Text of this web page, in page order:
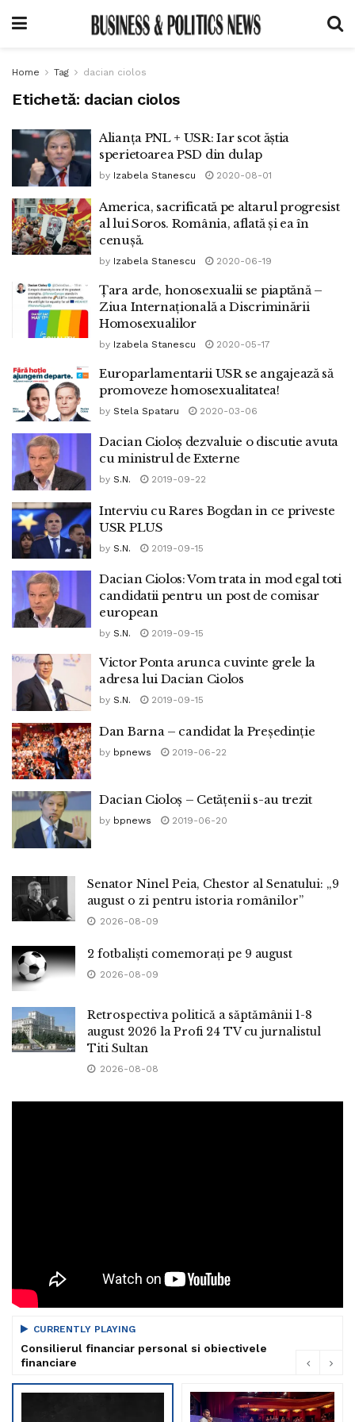
Home Tag dacian ciolos
Etichetă: dacian ciolos
Alianța PNL + USR: Iar scot ăștia
sperietoarea PSD din dulap
by Izabela Stanescu 2020-08-01
America, sacrificată pe altarul progresist
al lui Soros. România, aflată și ea în
cenușă.
by Izabela Stanescu 2020-06-19
Țara arde, honosexualii se piaptănă –
Ziua Internațională a Discriminării
Homosexualilor
by Izabela Stanescu 2020-05-17
Europarlamentarii USR se angajează să
promoveze homosexualitatea!
by Stela Spataru 2020-03-06
Dacian Cioloș dezvaluie o discutie avuta
cu ministrul de Externe
by S.N. 2019-09-22
Interviu cu Rares Bogdan in ce priveste
USR PLUS
by S.N. 2019-09-15
Dacian Ciolos: Vom trata in mod egal toti
candidatii pentru un post de comisar
european
by S.N. 2019-09-15
Victor Ponta arunca cuvinte grele la
adresa lui Dacian Ciolos
by S.N. 2019-09-15
Dan Barna – candidat la Președinție
by bpnews 2019-06-22
Dacian Cioloş – Cetățenii s-au trezit
by bpnews 2019-06-20
Senator Ninel Peia, Chestor al Senatului: „9
august o zi pentru istoria românilor”
2026-08-09
2 fotbaliști comemorați pe 9 august
2026-08-09
Retrospectiva politică a săptămânii 1-8
august 2026 la Profi 24 TV cu jurnalistul
Titi Sultan
2026-08-08
CURRENTLY PLAYING
Consilierul financiar personal si obiectivele
financiare